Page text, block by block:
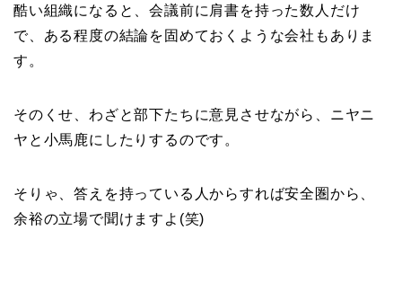
酷い組織になると、会議前に肩書を持った数人だけ
で、ある程度の結論を固めておくような会社もありま
す。
そのくせ、わざと部下たちに意見させながら、ニヤニ
ヤと小馬鹿にしたりするのです。
そりゃ、答えを持っている人からすれば安全圏から、
余裕の立場で聞けますよ(笑)